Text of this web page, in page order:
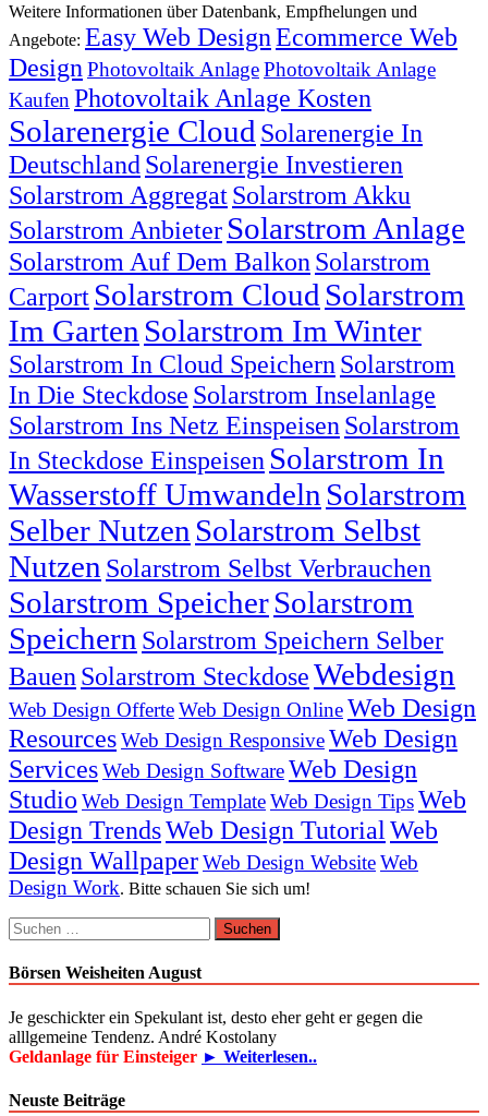
Weitere Informationen über Datenbank, Empfhelungen und
Angebote: Easy Web DesignEcommerce Web
Design Photovoltaik AnlagePhotovoltaik Anlage
Kaufen Photovoltaik Anlage Kosten
Solarenergie Cloud Solarenergie In
Deutschland Solarenergie Investieren
Solarstrom AggregatSolarstrom Akku
Solarstrom Anbieter Solarstrom Anlage
Solarstrom Auf Dem Balkon Solarstrom
Carport Solarstrom Cloud Solarstrom
Im Garten Solarstrom Im Winter
Solarstrom In Cloud Speichern Solarstrom
In Die Steckdose Solarstrom Inselanlage
Solarstrom Ins Netz Einspeisen Solarstrom
In Steckdose Einspeisen Solarstrom In
Wasserstoff Umwandeln Solarstrom
Selber Nutzen Solarstrom Selbst
Nutzen Solarstrom Selbst Verbrauchen
Solarstrom SpeicherSolarstrom
Speichern Solarstrom Speichern Selber
Bauen Solarstrom SteckdoseWebdesign
Web Design OfferteWeb Design OnlineWeb Design
ResourcesWeb Design ResponsiveWeb Design
ServicesWeb Design SoftwareWeb Design
Studio Web Design TemplateWeb Design TipsWeb
Design TrendsWeb Design Tutorial Web
Design WallpaperWeb Design WebsiteWeb
Design Work. Bitte schauen Sie sich um!
Suchen
nach:
Börsen Weisheiten August
Je geschickter ein Spekulant ist, desto eher geht er gegen die
alllgemeine Tendenz. André Kostolany
Geldanlage für Einsteiger ► Weiterlesen..
Neuste Beiträge